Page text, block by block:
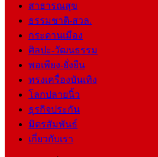
สาธารณสุข
ธรรมชาติ-สวล.
กระดานเมือง
ศิลปะ-วัฒนธรรม
พอเพียง-ยั่งยืน
ทรงเครื่องบันเทิง
โลกปลายนิ้ว
ธุรกิจประกัน
มิตรสัมพันธ์
เกี่ยวกับเรา